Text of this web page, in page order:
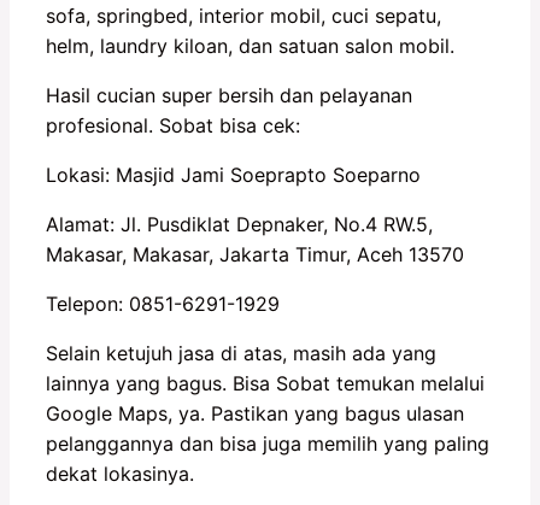
sofa, springbed, interior mobil, cuci sepatu,
helm, laundry kiloan, dan satuan salon mobil.
Hasil cucian super bersih dan pelayanan
profesional. Sobat bisa cek:
Lokasi: Masjid Jami Soeprapto Soeparno
Alamat: Jl. Pusdiklat Depnaker, No.4 RW.5,
Makasar, Makasar, Jakarta Timur, Aceh 13570
Telepon: 0851-6291-1929
Selain ketujuh jasa di atas, masih ada yang
lainnya yang bagus. Bisa Sobat temukan melalui
Google Maps, ya. Pastikan yang bagus ulasan
pelanggannya dan bisa juga memilih yang paling
dekat lokasinya.